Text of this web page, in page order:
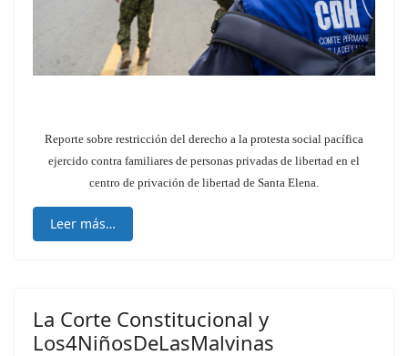
Reporte sobre restricción del derecho a la protesta social pacífica
ejercido contra familiares de personas privadas de libertad en el
centro de privación de libertad de Santa Elena.
Leer más…
La Corte Constitucional y
Los4NiñosDeLasMalvinas